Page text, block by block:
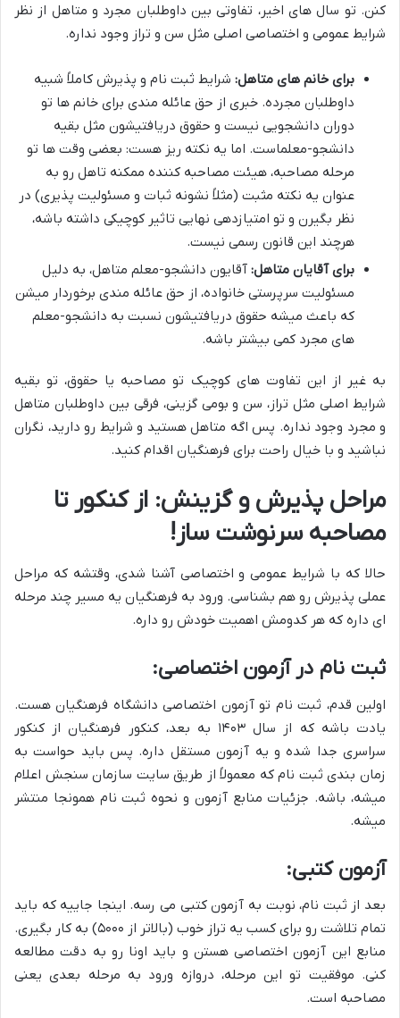
کنن. تو سال های اخیر، تفاوتی بین داوطلبان مجرد و متاهل از نظر
شرایط عمومی و اختصاصی اصلی مثل سن و تراز وجود نداره.
برای خانم های متاهل: شرایط ثبت نام و پذیرش کاملاً شبیه
داوطلبان مجرده. خبری از حق عائله مندی برای خانم ها تو
دوران دانشجویی نیست و حقوق دریافتیشون مثل بقیه
دانشجو-معلماست. اما یه نکته ریز هست: بعضی وقت ها تو
مرحله مصاحبه، هیئت مصاحبه کننده ممکنه تاهل رو به
عنوان یه نکته مثبت (مثلاً نشونه ثبات و مسئولیت پذیری) در
نظر بگیرن و تو امتیازدهی نهایی تاثیر کوچیکی داشته باشه،
هرچند این قانون رسمی نیست.
برای آقایان متاهل: آقایون دانشجو-معلم متاهل، به دلیل
مسئولیت سرپرستی خانواده، از حق عائله مندی برخوردار میشن
که باعث میشه حقوق دریافتیشون نسبت به دانشجو-معلم
های مجرد کمی بیشتر باشه.
به غیر از این تفاوت های کوچیک تو مصاحبه یا حقوق، تو بقیه
شرایط اصلی مثل تراز، سن و بومی گزینی، فرقی بین داوطلبان متاهل
و مجرد وجود نداره. پس اگه متاهل هستید و شرایط رو دارید، نگران
نباشید و با خیال راحت برای فرهنگیان اقدام کنید.
مراحل پذیرش و گزینش: از کنکور تا
مصاحبه سرنوشت ساز!
حالا که با شرایط عمومی و اختصاصی آشنا شدی، وقتشه که مراحل
عملی پذیرش رو هم بشناسی. ورود به فرهنگیان یه مسیر چند مرحله
ای داره که هر کدومش اهمیت خودش رو داره.
ثبت نام در آزمون اختصاصی:
اولین قدم، ثبت نام تو آزمون اختصاصی دانشگاه فرهنگیان هست.
یادت باشه که از سال ۱۴۰۳ به بعد، کنکور فرهنگیان از کنکور
سراسری جدا شده و یه آزمون مستقل داره. پس باید حواست به
زمان بندی ثبت نام که معمولاً از طریق سایت سازمان سنجش اعلام
میشه، باشه. جزئیات منابع آزمون و نحوه ثبت نام همونجا منتشر
میشه.
آزمون کتبی:
بعد از ثبت نام، نوبت به آزمون کتبی می رسه. اینجا جاییه که باید
تمام تلاشت رو برای کسب یه تراز خوب (بالاتر از ۵۰۰۰) به کار بگیری.
منابع این آزمون اختصاصی هستن و باید اونا رو به دقت مطالعه
کنی. موفقیت تو این مرحله، دروازه ورود به مرحله بعدی یعنی
مصاحبه است.